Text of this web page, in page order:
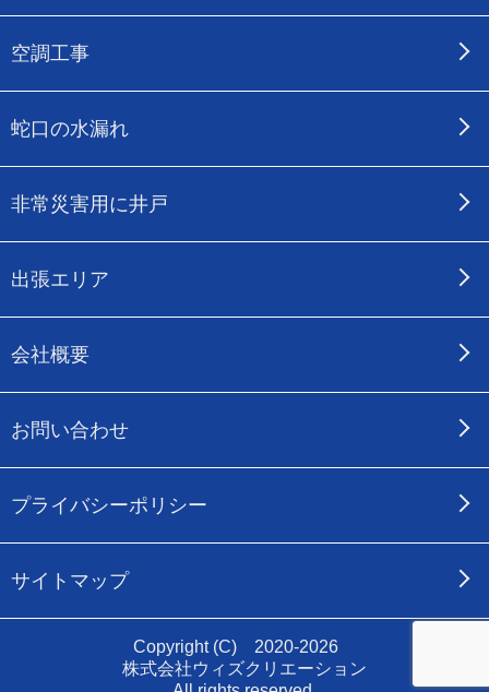
空調工事
蛇口の水漏れ
非常災害用に井戸
出張エリア
会社概要
お問い合わせ
プライバシーポリシー
サイトマップ
Copyright (C) 2020-2026
株式会社ウィズクリエーション